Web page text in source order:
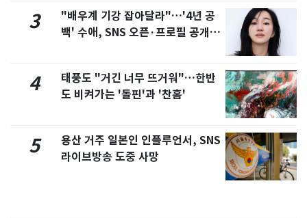
3
"배우계 기강 잡아달라"…'4년 공
백' 수애, SNS 오픈·프로필 공개
4
태풍도 "거긴 너무 뜨거워"…한반
도 비켜가는 '돌핀'과 '찬홈'
5
용산 거주 일본인 인플루언서, SNS
라이브방송 도중 사망